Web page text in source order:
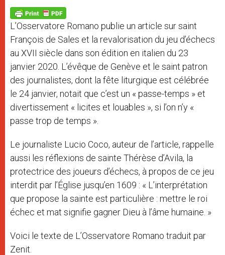
p
p
g
e
r
o
k
L’Osservatore Romano publie un article sur saint
François de Sales et la revalorisation du jeu d’échecs
au XVII siècle dans son édition en italien du 23
janvier 2020. L’évêque de Genève et le saint patron
des journalistes, dont la fête liturgique est célébrée
le 24 janvier, notait que c’est un « passe-temps » et
divertissement « licites et louables », si l’on n’y «
passe trop de temps ».
Le journaliste Lucio Coco, auteur de l’article, rappelle
aussi les réflexions de sainte Thérèse d’Avila, la
protectrice des joueurs d’échecs, à propos de ce jeu
interdit par l’Église jusqu’en 1609 : « L’interprétation
que propose la sainte est particulière : mettre le roi
échec et mat signifie gagner Dieu à l’âme humaine. »
Voici le texte de L’Osservatore Romano traduit par
Zenit.